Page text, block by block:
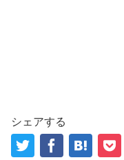
シェアする